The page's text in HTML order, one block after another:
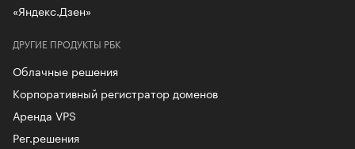
ДРУГИЕ ПРОДУКТЫ РБК
Облачные решения
Корпоративный регистратор доменов
Аренда VPS
Рег.решения
«Яндекс.Дзен»